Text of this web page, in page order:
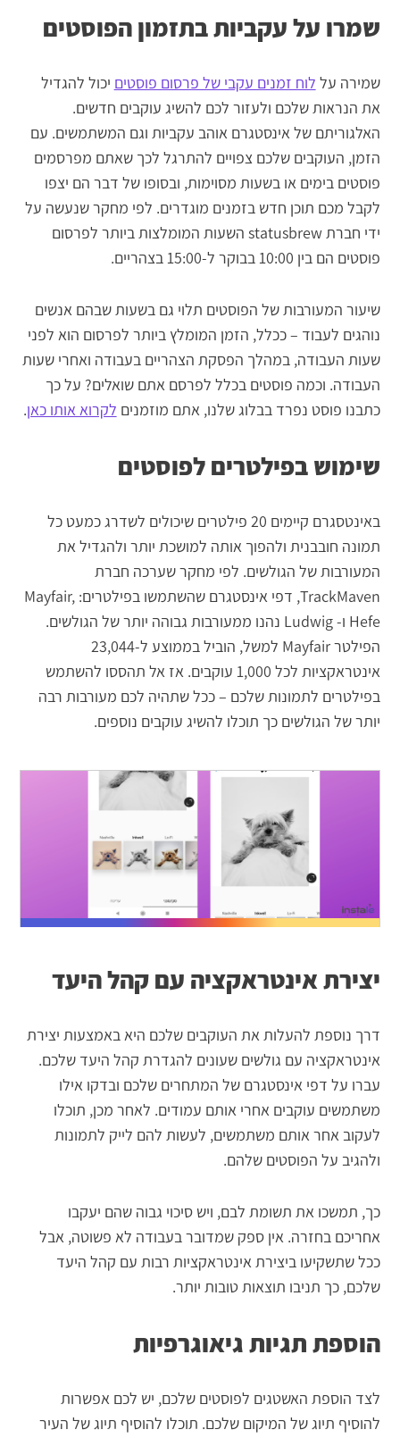
שמרו על עקביות בתזמון הפוסטים
שמירה על לוח זמנים עקבי של פרסום פוסטים יכול להגדיל
את הנראות שלכם ולעזור לכם להשיג עוקבים חדשים.
האלגוריתם של אינסטגרם אוהב עקביות וגם המשתמשים. עם
הזמן, העוקבים שלכם צפויים להתרגל לכך שאתם מפרסמים
פוסטים בימים או בשעות מסוימות, ובסופו של דבר הם יצפו
לקבל מכם תוכן חדש בזמנים מוגדרים. לפי מחקר שנעשה על
ידי חברת statusbrew השעות המומלצות ביותר לפרסום
פוסטים הם בין 10:00 בבוקר ל-15:00 בצהריים.
שיעור המעורבות של הפוסטים תלוי גם בשעות שבהם אנשים
נוהגים לעבוד – ככלל, הזמן המומלץ ביותר לפרסום הוא לפני
שעות העבודה, במהלך הפסקת הצהריים בעבודה ואחרי שעות
העבודה. וכמה פוסטים בכלל לפרסם אתם שואלים? על כך
כתבנו פוסט נפרד בבלוג שלנו, אתם מוזמנים לקרוא אותו כאן.
שימוש בפילטרים לפוסטים
באינטסגרם קיימים 20 פילטרים שיכולים לשדרג כמעט כל
תמונה חובבנית ולהפוך אותה למושכת יותר ולהגדיל את
המעורבות של הגולשים. לפי מחקר שערכה חברת
TrackMaven, דפי אינסטגרם שהשתמשו בפילטרים: Mayfair,
Hefe ו- Ludwig נהנו ממעורבות גבוהה יותר של הגולשים.
הפילטר Mayfair למשל, הוביל בממוצע ל-23,044
אינטראקציות לכל 1,000 עוקבים. אז אל תהססו להשתמש
בפילטרים לתמונות שלכם – ככל שתהיה לכם מעורבות רבה
יותר של הגולשים כך תוכלו להשיג עוקבים נוספים.
יצירת אינטראקציה עם קהל היעד
דרך נוספת להעלות את העוקבים שלכם היא באמצעות יצירת
אינטראקציה עם גולשים שעונים להגדרת קהל היעד שלכם.
עברו על דפי אינסטגרם של המתחרים שלכם ובדקו אילו
משתמשים עוקבים אחרי אותם עמודים. לאחר מכן, תוכלו
לעקוב אחר אותם משתמשים, לעשות להם לייק לתמונות
ולהגיב על הפוסטים שלהם.
כך, תמשכו את תשומת לבם, ויש סיכוי גבוה שהם יעקבו
אחריכם בחזרה. אין ספק שמדובר בעבודה לא פשוטה, אבל
ככל שתשקיעו ביצירת אינטראקציות רבות עם קהל היעד
שלכם, כך תניבו תוצאות טובות יותר.
הוספת תגיות גיאוגרפיות
לצד הוספת האשטגים לפוסטים שלכם, יש לכם אפשרות
להוסיף תיוג של המיקום שלכם. תוכלו להוסיף תיוג של העיר